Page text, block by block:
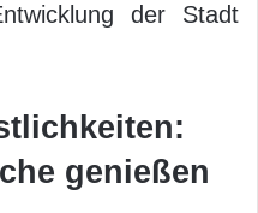
der Stadt
genießen